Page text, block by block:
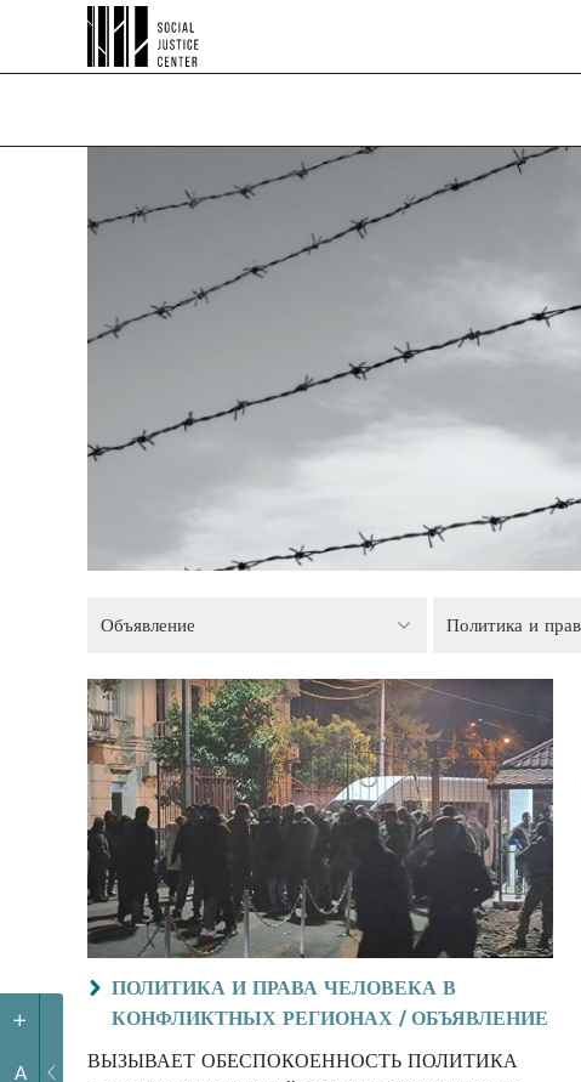
+
A
Объявление
ПОЛИТИКА И ПРАВА ЧЕЛОВЕКА В
КОНФЛИКТНЫХ РЕГИОНАХ / ОБЪЯВЛЕНИЕ
ВЫЗЫВАЕТ ОБЕСПОКОЕННОСТЬ ПОЛИТИКА